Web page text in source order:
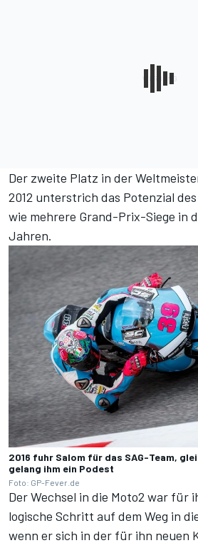
Der zweite Platz in der
2012 unterstrich das Potenzial
wie mehrere Grand-Prix-Siege in
Jahren.
2016 fuhr Salom für das SAG-Team,
gelang ihm ein Podest
Foto: GP-Fever.de
Der Wechsel in die Moto2 war für
logische Schritt auf dem Weg in
wenn er sich in der für ihn neuen